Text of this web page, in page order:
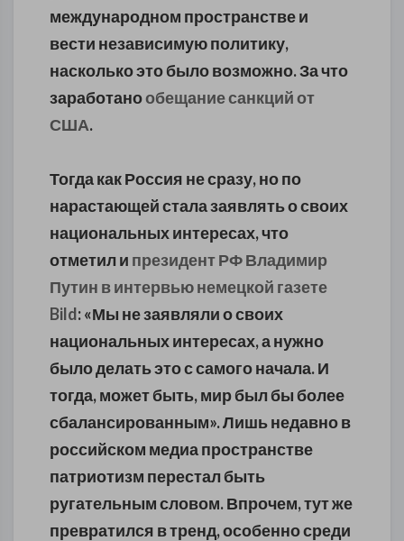
международном пространстве и
вести независимую политику,
насколько это было возможно. За что
заработанообещание санкций от
США.
Тогда как Россия не сразу, но по
нарастающей стала заявлять о своих
национальных интересах, что
отметил и президент РФ Владимир
Путин в интервью немецкой газете
Bild: «Мы не заявляли о своих
национальных интересах, а нужно
было делать это с самого начала. И
тогда, может быть, мир был бы более
сбалансированным». Лишь недавно в
российском медиа пространстве
патриотизм перестал быть
ругательным словом. Впрочем, тут же
превратился в тренд, особенно среди